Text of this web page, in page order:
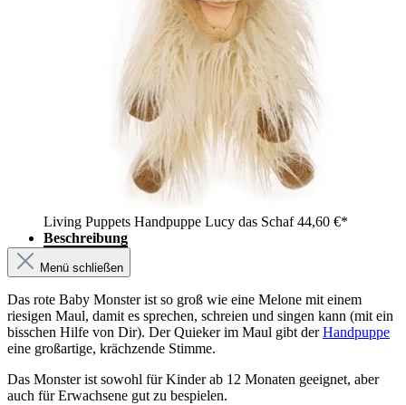
Living Puppets Handpuppe Lucy das Schaf44,60 €*
Beschreibung
Menü schließen
Das rote Baby Monster ist so groß wie eine Melone mit einem
riesigen Maul, damit es sprechen, schreien und singen kann (mit ein
bisschen Hilfe von Dir). Der Quieker im Maul gibt derHandpuppe
eine großartige, krächzende Stimme.
Das Monster ist sowohl für Kinder ab 12 Monaten geeignet, aber
auch für Erwachsene gut zu bespielen.